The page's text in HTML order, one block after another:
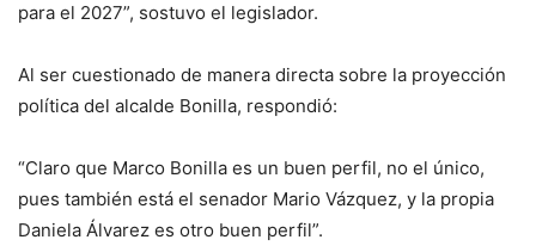
para el 2027”, sostuvo el legislador.
Al ser cuestionado de manera directa sobre la proyección
política del alcalde Bonilla, respondió:
“Claro que Marco Bonilla es un buen perfil, no el único,
pues también está el senador Mario Vázquez, y la propia
Daniela Álvarez es otro buen perfil”.